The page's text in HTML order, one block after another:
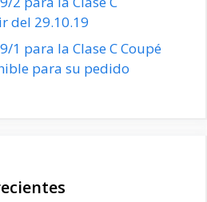
del 29.10.19
1 para la Clase C Coupé
para su pedido